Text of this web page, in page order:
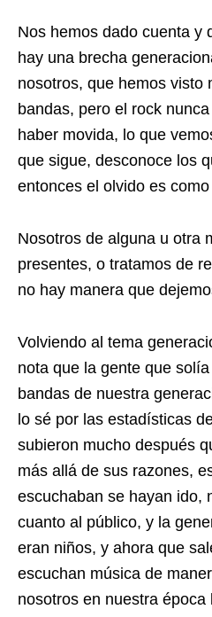
Nos hemos dado cuenta y
hay una brecha
nosotros, que hemos visto
bandas, pero el rock
haber movida, lo que
que sigue, desconoce los
entonces el olvido es
Nosotros de alguna u otra
presentes, o tratamos de
no hay manera que
Volviendo al tema
nota que la gente que
bandas de nuestra
lo sé por las estadísticas
subieron mucho después
más allá de sus razones,
escuchaban se hayan ido,
cuanto al público, y la
eran niños, y ahora que
escuchan música de
nosotros en nuestra